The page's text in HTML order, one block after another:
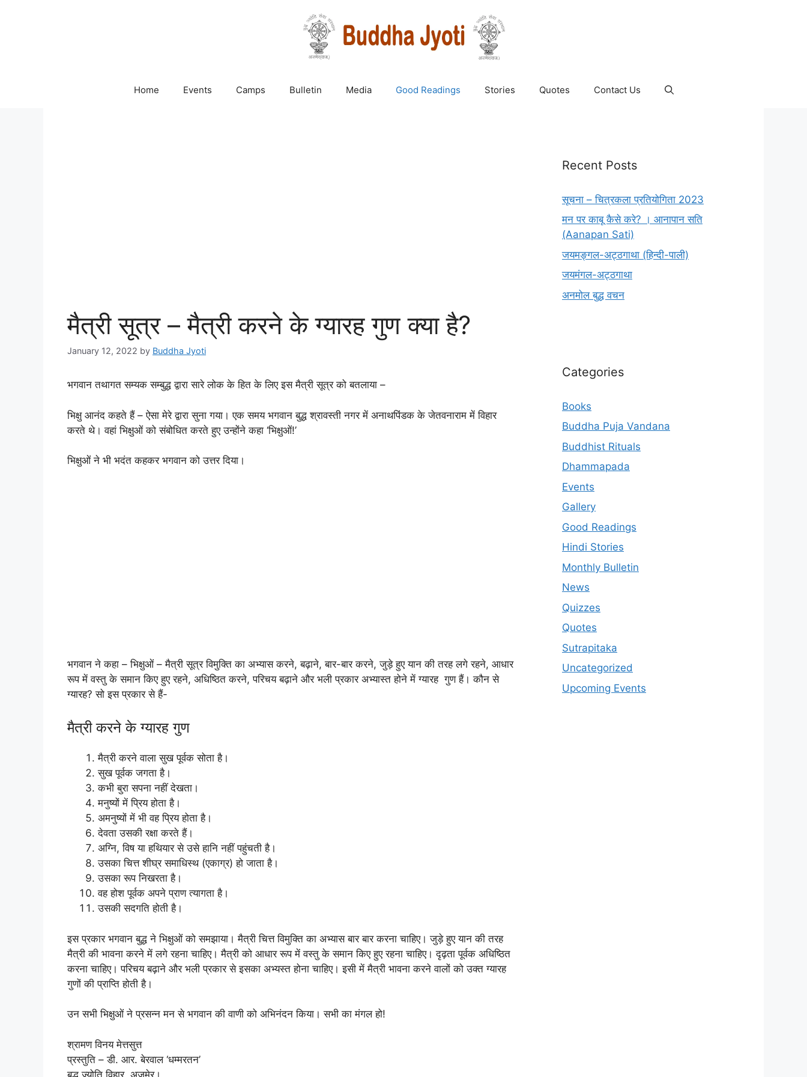
Home Events Camps Bulletin Media Good Readings Stories Quotes Contact Us
मैत्री सूत्र – मैत्री करने के ग्यारह गुण क्या है?
January 12, 2022 by Buddha Jyoti
भगवान तथागत सम्यक सम्बुद्ध द्वारा सारे लोक के हित के लिए इस मैत्री सूत्र को बतलाया –
भिक्षु आनंद कहते हैं – ऐसा मेरे द्वारा सुना गया। एक समय भगवान बुद्ध श्रावस्ती नगर में अनाथपिंडक के जेतवनाराम में विहार
करते थे। वहां भिक्षुओं को संबोधित करते हुए उन्होंने कहा ‘भिक्षुओं!’
भिक्षुओं ने भी भदंत कहकर भगवान को उत्तर दिया।
भगवान ने कहा – भिक्षुओं – मैत्री सूत्र विमुक्ति का अभ्यास करने, बढ़ाने, बार-बार करने, जुड़े हुए यान की तरह लगे रहने, आधार
रूप में वस्तु के समान किए हुए रहने, अधिष्ठित करने, परिचय बढ़ाने और भली प्रकार अभ्यास्त होने में ग्यारह गुण हैं। कौन से
ग्यारह? सो इस प्रकार से हैं-
मैत्री करने के ग्यारह गुण
मैत्री करने वाला सुख पूर्वक सोता है।
सुख पूर्वक जगता है।
कभी बुरा सपना नहीं देखता।
मनुष्यों में प्रिय होता है।
अमनुष्यों में भी वह प्रिय होता है।
देवता उसकी रक्षा करते हैं।
अग्नि, विष या हथियार से उसे हानि नहीं पहुंचती है।
उसका चित्त शीघ्र समाधिस्थ (एकाग्र) हो जाता है।
उसका रूप निखरता है।
वह होश पूर्वक अपने प्राण त्यागता है।
उसकी सदगति होती है।
इस प्रकार भगवान बुद्ध ने भिक्षुओं को समझाया। मैत्री चित्त विमुक्ति का अभ्यास बार बार करना चाहिए। जुड़े हुए यान की तरह
मैत्री की भावना करने में लगे रहना चाहिए। मैत्री को आधार रूप में वस्तु के समान किए हुए रहना चाहिए। दृढ़ता पूर्वक अधिष्ठित
करना चाहिए। परिचय बढ़ाने और भली प्रकार से इसका अभ्यस्त होना चाहिए। इसी में मैत्री भावना करने वालों को उक्त ग्यारह
गुणों की प्राप्ति होती है।
उन सभी भिक्षुओं ने प्रसन्न मन से भगवान की वाणी को अभिनंदन किया। सभी का मंगल हो!
श्रामण विनय मेत्तसुत्त
प्रस्तुति – डी. आर. बेरवाल ‘धम्मरतन’
बुद्ध ज्योति विहार, अजमेर।
Recent Posts
सूचना – चित्रकला प्रतियोगिता 2023
मन पर काबू कैसे करे? । आनापान सति
(Aanapan Sati)
जयमङ्गल-अट्ठगाथा (हिन्दी-पाली)
जयमंगल-अट्ठगाथा
अनमोल बुद्ध वचन
Categories
Books
Buddha Puja Vandana
Buddhist Rituals
Dhammapada
Events
Gallery
Good Readings
Hindi Stories
Monthly Bulletin
News
Quizzes
Quotes
Sutrapitaka
Uncategorized
Upcoming Events